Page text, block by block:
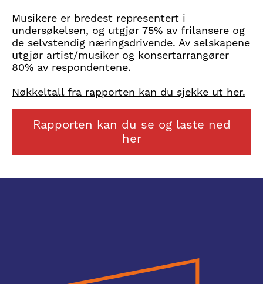
Musikere er bredest representert i
undersøkelsen, og utgjør 75% av frilansere og
de selvstendig næringsdrivende. Av selskapene
utgjør artist/musiker og konsertarrangører
80% av respondentene.
Nøkkeltall fra rapporten kan du sjekke ut her.
Rapporten kan du se og laste ned
her